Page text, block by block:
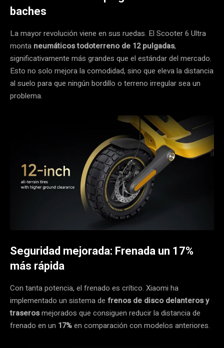
baches
La mayor revolución viene en sus ruedas. El Scooter 6 Ultra
monta neumáticos todoterreno de 12 pulgadas,
significativamente más grandes que el estándar del mercado.
Esto no solo mejora la comodidad, sino que eleva la distancia
al suelo para que ningún bordillo o terreno irregular sea un
problema.
Seguridad mejorada: Frenada un 17%
más rápida
Con tanta potencia, el frenado es crítico. Xiaomi ha
implementado un sistema de frenos de disco delanteros y
traserosmejorados que consiguen reducir la distancia de
frenado en un 17%en comparación con modelos anteriores.